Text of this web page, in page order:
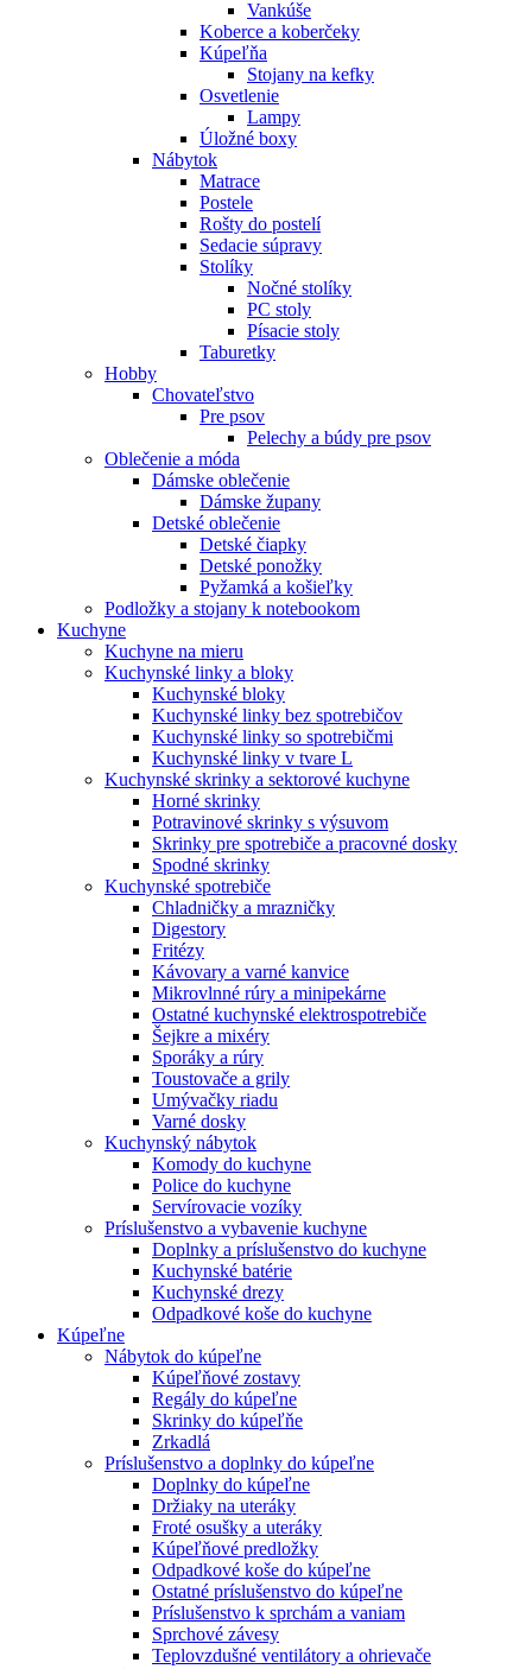
Vankúše
Koberce a koberčeky
Kúpeľňa
Stojany na kefky
Osvetlenie
Lampy
Úložné boxy
Nábytok
Matrace
Postele
Rošty do postelí
Sedacie súpravy
Stolíky
Nočné stolíky
PC stoly
Písacie stoly
Taburetky
Hobby
Chovateľstvo
Pre psov
Pelechy a búdy pre psov
Oblečenie a móda
Dámske oblečenie
Dámske župany
Detské oblečenie
Detské čiapky
Detské ponožky
Pyžamká a košieľky
Podložky a stojany k notebookom
Kuchyne
Kuchyne na mieru
Kuchynské linky a bloky
Kuchynské bloky
Kuchynské linky bez spotrebičov
Kuchynské linky so spotrebičmi
Kuchynské linky v tvare L
Kuchynské skrinky a sektorové kuchyne
Horné skrinky
Potravinové skrinky s výsuvom
Skrinky pre spotrebiče a pracovné dosky
Spodné skrinky
Kuchynské spotrebiče
Chladničky a mrazničky
Digestory
Fritézy
Kávovary a varné kanvice
Mikrovlnné rúry a minipekárne
Ostatné kuchynské elektrospotrebiče
Šejkre a mixéry
Sporáky a rúry
Toustovače a grily
Umývačky riadu
Varné dosky
Kuchynský nábytok
Komody do kuchyne
Police do kuchyne
Servírovacie vozíky
Príslušenstvo a vybavenie kuchyne
Doplnky a príslušenstvo do kuchyne
Kuchynské batérie
Kuchynské drezy
Odpadkové koše do kuchyne
Kúpeľne
Nábytok do kúpeľne
Kúpeľňové zostavy
Regály do kúpeľne
Skrinky do kúpeľňe
Zrkadlá
Príslušenstvo a doplnky do kúpeľne
Doplnky do kúpeľne
Držiaky na uteráky
Froté osušky a uteráky
Kúpeľňové predložky
Odpadkové koše do kúpeľne
Ostatné príslušenstvo do kúpeľne
Príslušenstvo k sprchám a vaniam
Sprchové závesy
Teplovzdušné ventilátory a ohrievače